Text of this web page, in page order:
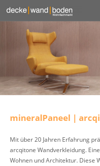
mineralPaneel |
Mit über 20 Jahren Erfahrung
arcqitone Wandverkleidung.
Wohnen und Architektur. Diese